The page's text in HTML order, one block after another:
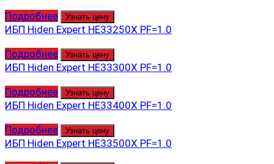
Подробнее
Узнать цену
ИБП Hiden Expert HE33250X PF=1.0
Подробнее
Узнать цену
ИБП Hiden Expert HE33300X PF=1.0
Подробнее
Узнать цену
ИБП Hiden Expert HE33400X PF=1.0
Подробнее
Узнать цену
ИБП Hiden Expert HE33500X PF=1.0